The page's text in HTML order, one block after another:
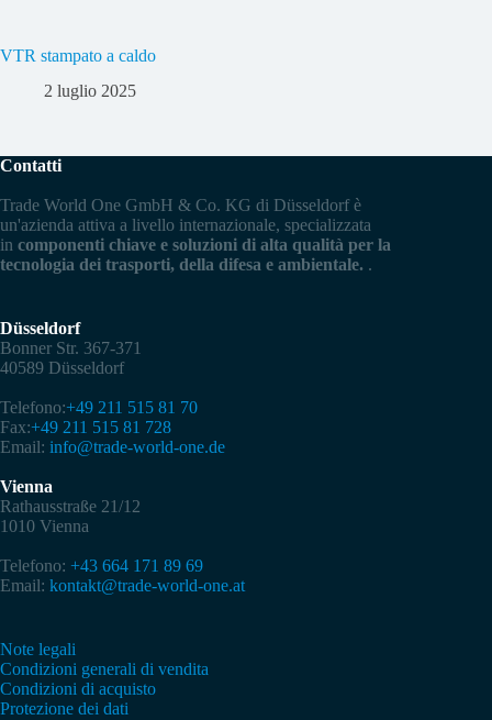
VTR stampato a caldo
2 luglio 2025
Contatti
Trade World One GmbH & Co. KG di Düsseldorf è
un'azienda attiva a livello internazionale, specializzata
in componenti chiave e soluzioni di alta qualità per la
tecnologia dei trasporti, della difesa e ambientale. .
Düsseldorf
Bonner Str. 367-371
40589 Düsseldorf
Telefono:+49 211 515 81 70
Fax:+49 211 515 81 728
Email: info@trade-world-one.de
Vienna
Rathausstraße 21/12
1010 Vienna
Telefono: +43 664 171 89 69
Email: kontakt@trade-world-one.at
Note legali
Condizioni generali di vendita
Condizioni di acquisto
Protezione dei dati